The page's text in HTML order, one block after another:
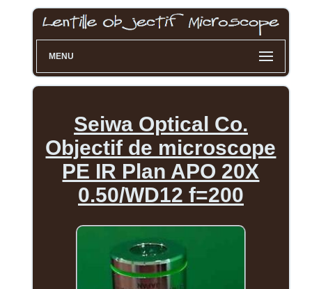
MENU
Seiwa Optical Co.
Objectif de microscope
PE IR Plan APO 20X
0.50/WD12 f=200